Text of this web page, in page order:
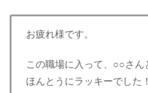
お疲れ様です。
この職場に入って、○○さん
ほんとうにラッキーでした！